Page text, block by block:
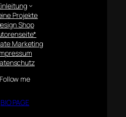
Projekte
Shop
Marketing
Follow me
BIO PAGE